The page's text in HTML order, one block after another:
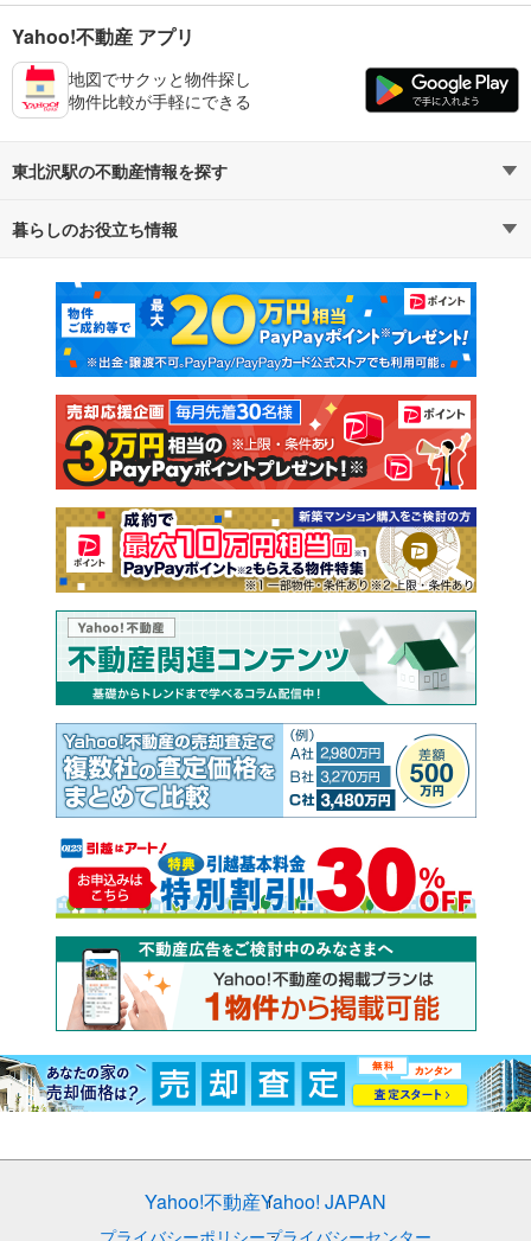
Yahoo!不動産 アプリ
地図でサクッと物件探し
物件比較が手軽にできる
東北沢駅の不動産情報を探す
不動産・住宅
新築マンション 中古マンション
新築一戸建て 中古一戸建て
注文住宅 土地
売却査定
暮らしのお役立ち情報
マンションカタログ 教えて！住まいの先生
Yahoo!不動産Yahoo! JAPAN